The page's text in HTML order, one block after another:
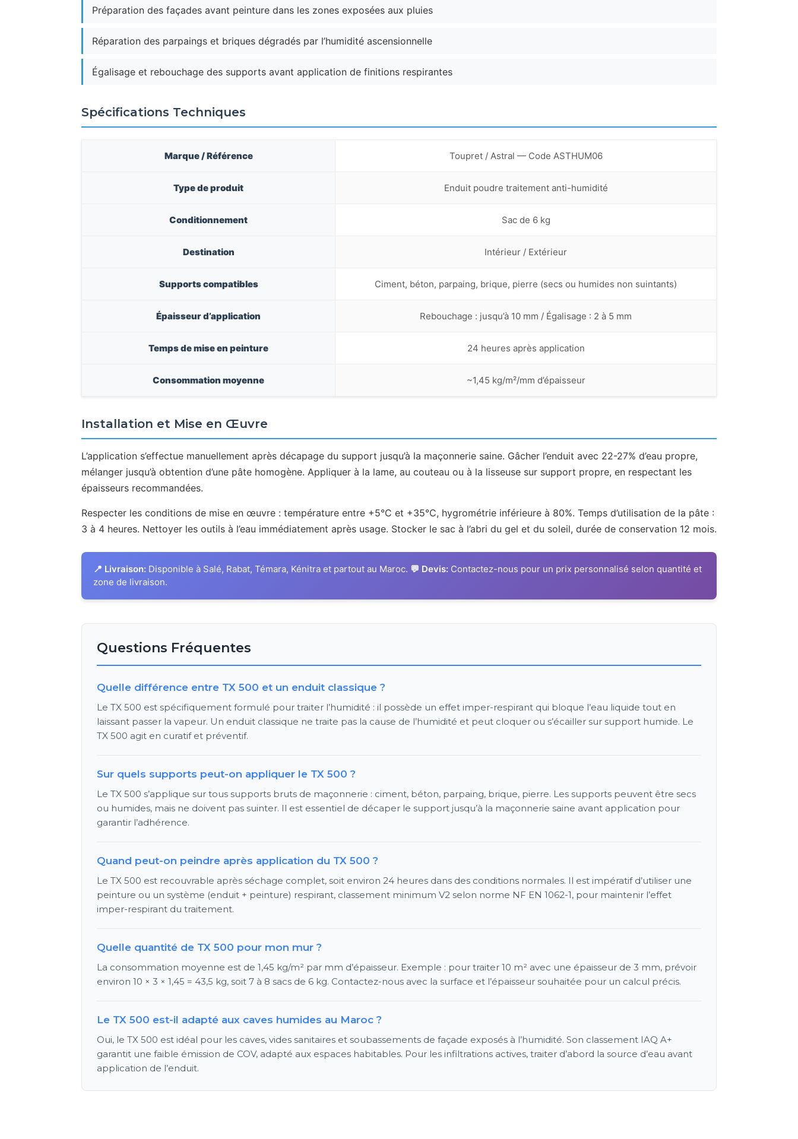
Préparation des façades avant peinture dans les zones exposées aux pluies
Réparation des parpaings et briques dégradés par l’humidité ascensionnelle
Égalisage et rebouchage des supports avant application de finitions respirantes
Spécifications Techniques
Marque / Référence Toupret / Astral — Code ASTHUM06
Type de produit Enduit poudre traitement anti-humidité
Conditionnement Sac de 6 kg
Destination Intérieur / Extérieur
Supports compatibles Ciment, béton, parpaing, brique, pierre (secs ou humides non suintants)
Épaisseur d’application Rebouchage : jusqu’à 10 mm / Égalisage : 2 à 5 mm
Temps de mise en peinture 24 heures après application
Consommation moyenne ~1,45 kg/m²/mm d’épaisseur
Installation et Mise en Œuvre
L’application s’effectue manuellement après décapage du support jusqu’à la maçonnerie saine. Gâcher l’enduit avec 22-27% d’eau propre,
mélanger jusqu’à obtention d’une pâte homogène. Appliquer à la lame, au couteau ou à la lisseuse sur support propre, en respectant les
épaisseurs recommandées.
Respecter les conditions de mise en œuvre : température entre +5°C et +35°C, hygrométrie inférieure à 80%. Temps d’utilisation de la pâte :
3 à 4 heures. Nettoyer les outils à l’eau immédiatement après usage. Stocker le sac à l’abri du gel et du soleil, durée de conservation 12 mois.
📍 Livraison: Disponible à Salé, Rabat, Témara, Kénitra et partout au Maroc. 💬 Devis: Contactez-nous pour un prix personnalisé selon quantité et
zone de livraison.
Questions Fréquentes
Quelle différence entre TX 500 et un enduit classique ?
Le TX 500 est spécifiquement formulé pour traiter l’humidité : il possède un effet imper-respirant qui bloque l’eau liquide tout en
laissant passer la vapeur. Un enduit classique ne traite pas la cause de l’humidité et peut cloquer ou s’écailler sur support humide. Le
TX 500 agit en curatif et préventif.
Sur quels supports peut-on appliquer le TX 500 ?
Le TX 500 s’applique sur tous supports bruts de maçonnerie : ciment, béton, parpaing, brique, pierre. Les supports peuvent être secs
ou humides, mais ne doivent pas suinter. Il est essentiel de décaper le support jusqu’à la maçonnerie saine avant application pour
garantir l’adhérence.
Quand peut-on peindre après application du TX 500 ?
Le TX 500 est recouvrable après séchage complet, soit environ 24 heures dans des conditions normales. Il est impératif d’utiliser une
peinture ou un système (enduit + peinture) respirant, classement minimum V2 selon norme NF EN 1062-1, pour maintenir l’effet
imper-respirant du traitement.
Quelle quantité de TX 500 pour mon mur ?
La consommation moyenne est de 1,45 kg/m² par mm d’épaisseur. Exemple : pour traiter 10 m² avec une épaisseur de 3 mm, prévoir
environ 10 × 3 × 1,45 = 43,5 kg, soit 7 à 8 sacs de 6 kg. Contactez-nous avec la surface et l’épaisseur souhaitée pour un calcul précis.
Le TX 500 est-il adapté aux caves humides au Maroc ?
Oui, le TX 500 est idéal pour les caves, vides sanitaires et soubassements de façade exposés à l’humidité. Son classement IAQ A+
garantit une faible émission de COV, adapté aux espaces habitables. Pour les infiltrations actives, traiter d’abord la source d’eau avant
application de l’enduit.